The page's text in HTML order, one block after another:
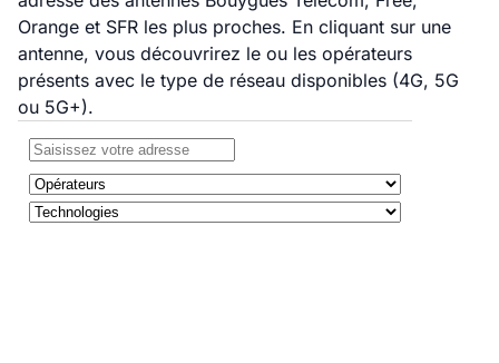
Orange et SFR les plus proches. En cliquant sur une
antenne, vous découvrirez le ou les opérateurs
présents avec le type de réseau disponibles (4G, 5G
ou 5G+).